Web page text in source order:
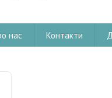
нас Контакти